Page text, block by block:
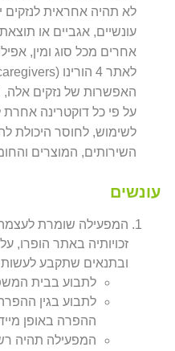
לא תהיה אחראית לנזקים
עונשיים, אגביים או
אחרים מכל סוג ומין,
האפשרות של נזקים אלה,
על פי כל דוקטרינה
לשימוש, לחוסר היכולת
השירותים, המוצרים
עונשים
המפעילה שומרת
זכויותיה באתר הופרו,
ובתנאים שתקבע
לתבוע בבית
לתבוע בגין
ההפרה באופן
המפעילה תהיה